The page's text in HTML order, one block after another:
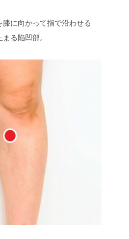
に向かって指で沿わせる
る陥凹部。